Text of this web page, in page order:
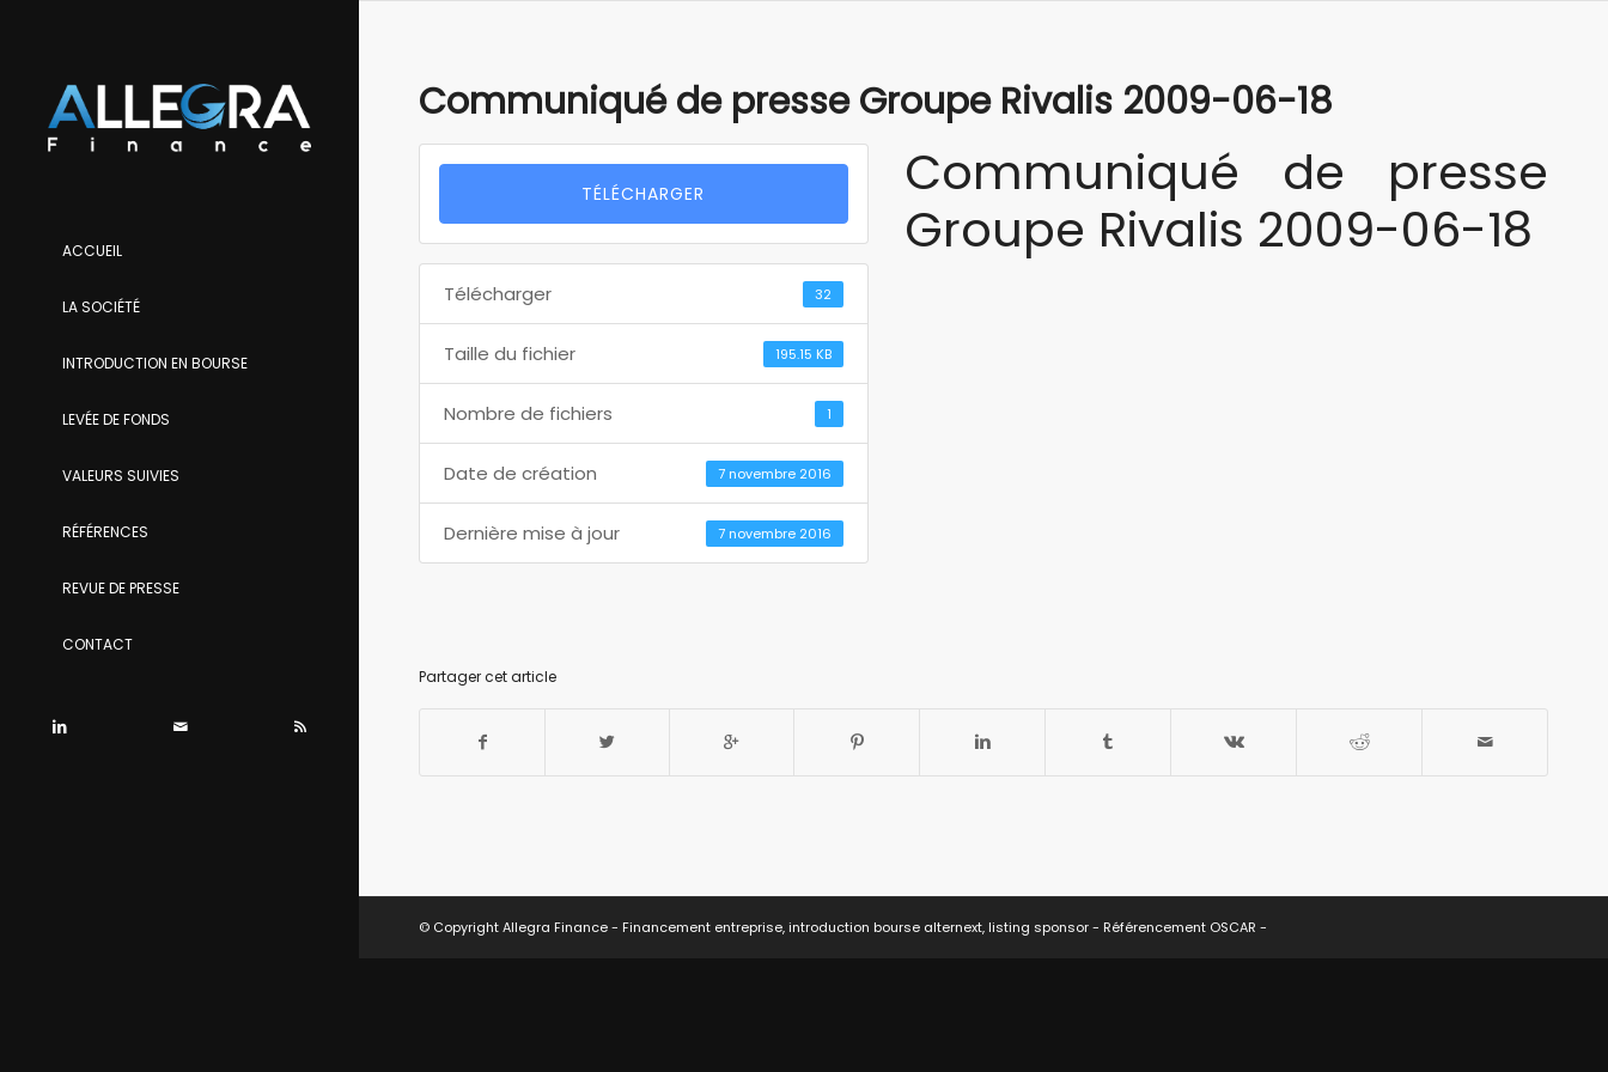
ACCUEIL
LA SOCIÉTÉ
INTRODUCTION EN BOURSE
LEVÉE DE FONDS
VALEURS SUIVIES
RÉFÉRENCES
REVUE DE PRESSE
CONTACT
Communiqué de presse Groupe Rivalis 2009-06-18
TÉLÉCHARGER
Télécharger 32
Taille du fichier 195.15 KB
Nombre de fichiers 1
Date de création 7 novembre 2016
Dernière mise à jour 7 novembre 2016
Communiqué de presse
Groupe Rivalis 2009-06-18
Partager cet article
© Copyright Allegra Finance - Financement entreprise, introduction bourse alternext, listing sponsor - Référencement OSCAR -